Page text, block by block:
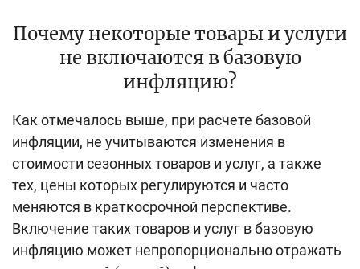
Почему некоторые товары и услуги
не включаются в базовую
инфляцию?
Как отмечалось выше, при расчете базовой
инфляции, не учитываются изменения в
стоимости сезонных товаров и услуг, а также
тех, цены которых регулируются и часто
меняются в краткосрочной перспективе.
Включение таких товаров и услуг в базовую
инфляцию может непропорционально отражать